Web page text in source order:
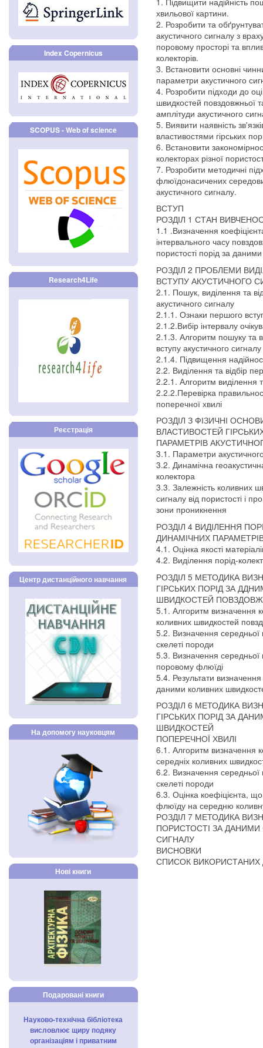
Index Copernicus
SCOPUS - Web of science
Research4Life
Реєстрація
Центр дистанційного навчання
На допомогу науковцям
Нові книги
Подаровані книги
Науково-технічна бібліотека
висловлює щиру подяку
організаціям і приватним
хвильової картини.
2. Розробити та
акустичного сигналу з
поровому просторі та
колекторів.
3. Встановити основні
параметри акустичного
4. Розробити підходи до
швидкостей повздовжньої
амплітуди акустичного
5. Виявити наявність
властивостями гірських
6. Встановити
колекторах різної
7. Розробити методичні
флюїдонасичених
акустичного сигналу.
ВСТУП
РОЗДІЛ 1 СТАН
1.1 .Визначення
інтервального часу
пористості порід за
РОЗДІЛ 2 ПРОБЛЕМИ
ВСТУПУ АКУСТИЧНОГО
2.1. Пошук, виділення та
акустичного сигналу
2.1.1. Ознаки першого
2.1.2.Вибір інтервалу
2.1.3. Алгоритм пошуку та
вступу акустичного сигналу
2.1.4. Підвищення
2.2. Виділення та відбір
2.2.1. Алгоритм виділення
2.2.2.Перевірка
поперечної хвилі
РОЗДІЛ З ФІЗИЧНІ
ВЛАСТИВОСТЕЙ
ПАРАМЕТРІВ
3.1. Параметри
3.2. Динамічна
колектора
3.3. Залежність коливних
сигналу від пористості і
зони проникнення
РОЗДІЛ 4 ВИДІЛЕННЯ
ДИНАМІЧНИХ
4.1. Оцінка якості
4.2. Виділення порід-
РОЗДІЛ 5 МЕТОДИКА
ГІРСЬКИХ ПОРІД ЗА
ШВИДКОСТЕЙ
5.1. Алгоритм визначення
коливних швидкостей
5.2. Визначення середньої
скелеті породи
5.3. Визначення середньої
поровому флюїді
5.4. Результати визначення
даними коливних
РОЗДІЛ 6 МЕТОДИКА
ГІРСЬКИХ ПОРІД ЗА
ШВИДКОСТЕЙ
ПОПЕРЕЧНОЇ ХВИЛІ
6.1. Алгоритм визначення
середніх коливних
6.2. Визначення середньої
скелеті породи
6.3. Оцінка коефіцієнта,
флюїду на середню
РОЗДІЛ 7 МЕТОДИКА
ПОРИСТОСТІ ЗА
СИГНАЛУ
ВИСНОВКИ
СПИСОК ВИКОРИСТАНИХ